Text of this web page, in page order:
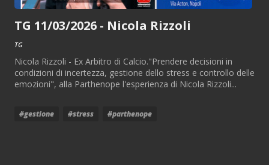
TG 11/03/2026 - Nicola Rizzoli
TG
Nicola Rizzoli - Ex Arbitro di Calcio."Prendere decisioni in
condizioni di incertezza, gestione dello stress e controllo delle
emozioni", alla Parthenope l'esperienza di Nicola Rizzoli...
#gestione #stress #parthenope